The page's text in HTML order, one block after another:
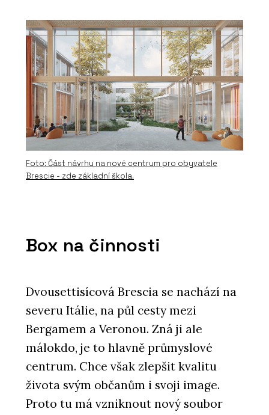
Foto: Část návrhu na nové centrum pro obyvatele
Brescie - zde základní škola.
Box na činnosti
Dvousettisícová Brescia se nachází na
severu Itálie, na půl cesty mezi
Bergamem a Veronou. Zná ji ale
málokdo, je to hlavně průmyslové
centrum. Chce však zlepšit kvalitu
života svým občanům i svoji image.
Proto tu má vzniknout nový soubor